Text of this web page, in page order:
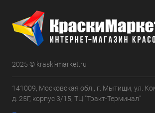
2025 © kraski-market.ru
141009, Московская обл., г. Мытищи, ул.
д. 25Г, корпус 3/15, ТЦ "Тракт-Терминал"